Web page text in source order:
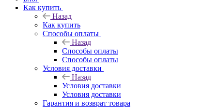
Как купить
Назад
Как купить
Способы оплаты
Назад
Способы оплаты
Способы оплаты
Условия доставки
Назад
Условия доставки
Условия доставки
Гарантия и возврат товара